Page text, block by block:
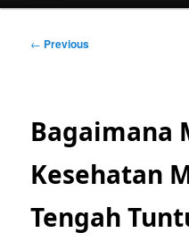
Post
← Previous
Bagaimana
Kesehatan
Tengah